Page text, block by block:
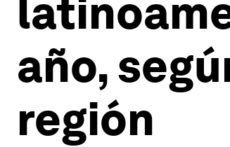
año,
región